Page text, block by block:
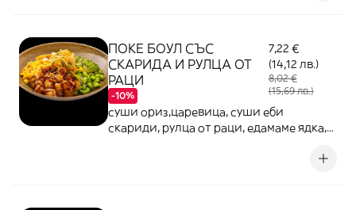
ПОКЕ БОУЛ СЪС
СКАРИДА И РУЛЦА ОТ
РАЦИ
-10%
7,22 €
(14,12 лв.)
8,02 €
(15,69 лв.)
суши ориз,царевица, суши еби
скариди, рулца от раци, едамаме ядка,